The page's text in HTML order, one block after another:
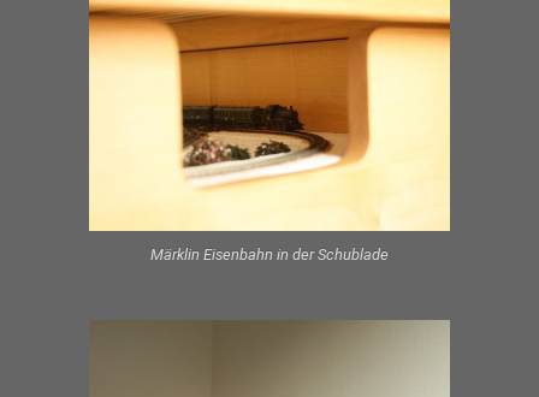
Märklin Eisenbahn in der Schublade